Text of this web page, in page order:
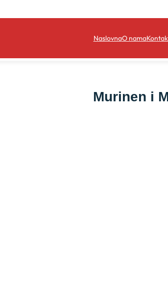
NaslovnaO nama
Murinen i